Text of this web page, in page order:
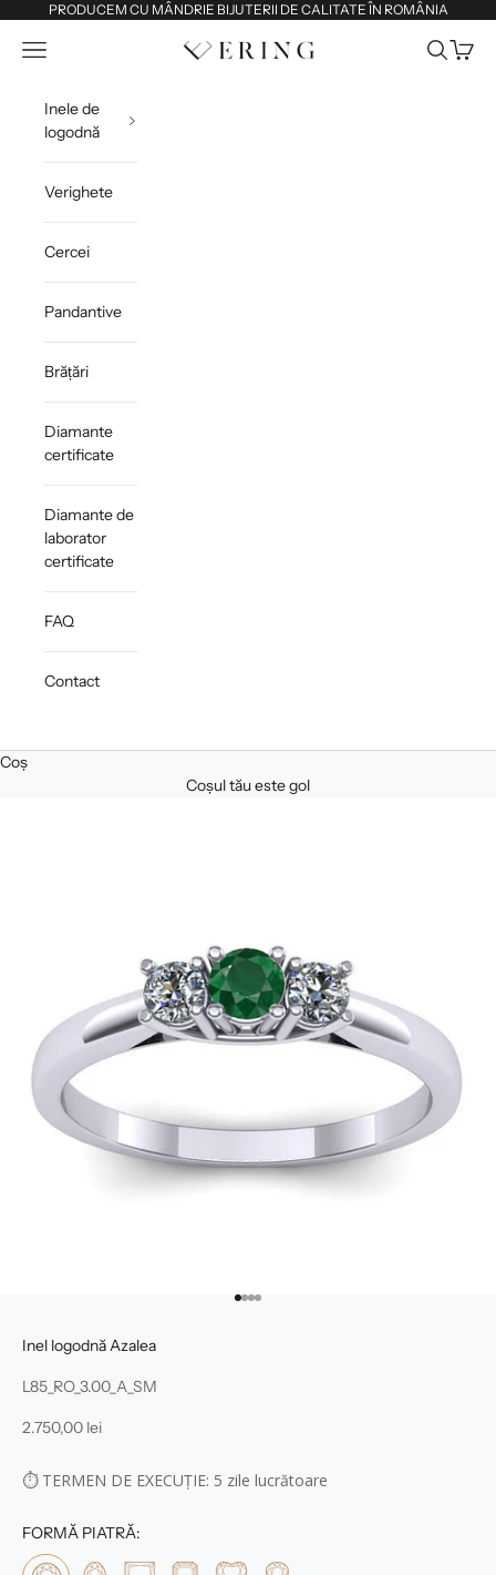
Sari la conținutPRODUCEM CU MÂNDRIE BIJUTERII DE CALITATE ÎN ROMÂNIA
Ering
Deschide meniul de navigare Deschide
Inele de
logodnă
Verighete
Cercei
Pandantive
Brățări
Diamante
certificate
Diamante de
laborator
certificate
FAQ
Contact
Coș
Coșul tău este gol
Mergi la articolul 1
Mergi la articolul 2
Mergi la articolul 3
Mergi la articolul 4
Inel logodnă Azalea
L85_RO_3.00_A_SM
Preț redus
2.750,00 lei
⏱ TERMEN DE EXECUȚIE: 5 zile lucrătoare
FORMĂ PIATRĂ: